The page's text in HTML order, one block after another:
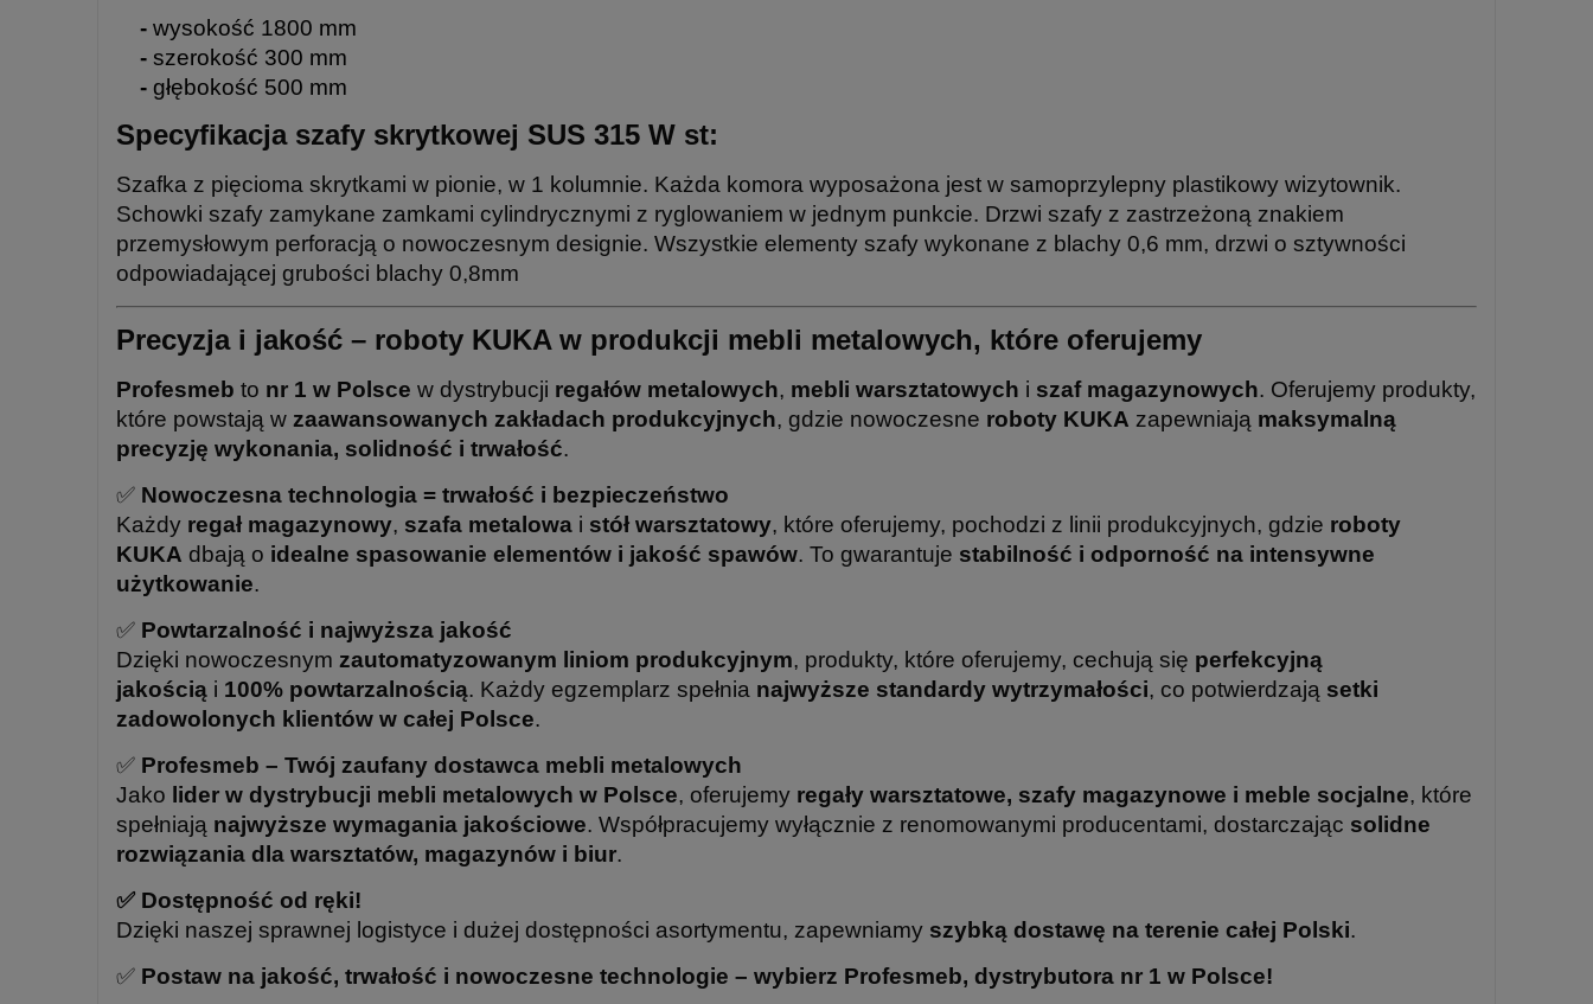
- wysokość 1800 mm
- szerokość 300 mm
- głębokość 500 mm
Specyfikacja szafy skrytkowej SUS 315 W st:
Szafka z pięcioma skrytkami w pionie, w 1 kolumnie. Każda komora wyposażona jest w samoprzylepny plastikowy wizytownik.
Schowki szafy zamykane zamkami cylindrycznymi z ryglowaniem w jednym punkcie. Drzwi szafy z zastrzeżoną znakiem
przemysłowym perforacją o nowoczesnym designie. Wszystkie elementy szafy wykonane z blachy 0,6 mm, drzwi o sztywności
odpowiadającej grubości blachy 0,8mm
Precyzja i jakość – roboty KUKA w produkcji mebli metalowych, które oferujemy
Profesmeb to nr 1 w Polsce w dystrybucji regałów metalowych, mebli warsztatowych i szaf magazynowych. Oferujemy produkty,
które powstają w zaawansowanych zakładach produkcyjnych, gdzie nowoczesne roboty KUKA zapewniają maksymalną
precyzję wykonania, solidność i trwałość.
✅ Nowoczesna technologia = trwałość i bezpieczeństwo
Każdy regał magazynowy, szafa metalowa i stół warsztatowy, które oferujemy, pochodzi z linii produkcyjnych, gdzie roboty
KUKA dbają o idealne spasowanie elementów i jakość spawów. To gwarantuje stabilność i odporność na intensywne
użytkowanie.
✅ Powtarzalność i najwyższa jakość
Dzięki nowoczesnym zautomatyzowanym liniom produkcyjnym, produkty, które oferujemy, cechują się perfekcyjną
jakością i 100% powtarzalnością. Każdy egzemplarz spełnia najwyższe standardy wytrzymałości, co potwierdzają setki
zadowolonych klientów w całej Polsce.
✅ Profesmeb – Twój zaufany dostawca mebli metalowych
Jako lider w dystrybucji mebli metalowych w Polsce, oferujemy regały warsztatowe, szafy magazynowe i meble socjalne, które
spełniają najwyższe wymagania jakościowe. Współpracujemy wyłącznie z renomowanymi producentami, dostarczając solidne
rozwiązania dla warsztatów, magazynów i biur.
✅ Dostępność od ręki!
Dzięki naszej sprawnej logistyce i dużej dostępności asortymentu, zapewniamy szybką dostawę na terenie całej Polski.
✅ Postaw na jakość, trwałość i nowoczesne technologie – wybierz Profesmeb, dystrybutora nr 1 w Polsce!